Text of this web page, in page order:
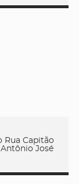
Rua Capitão
José